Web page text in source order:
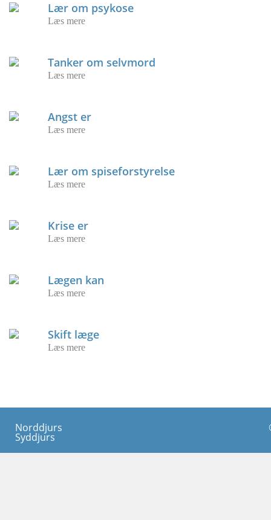
Lær om psykose
Læs mere
Tanker om selvmord
Læs mere
Angst er
Læs mere
Lær om spiseforstyrelse
Læs mere
Krise er
Læs mere
Lægen kan
Læs mere
Skift læge
Læs mere
Norddjurs
Syddjurs